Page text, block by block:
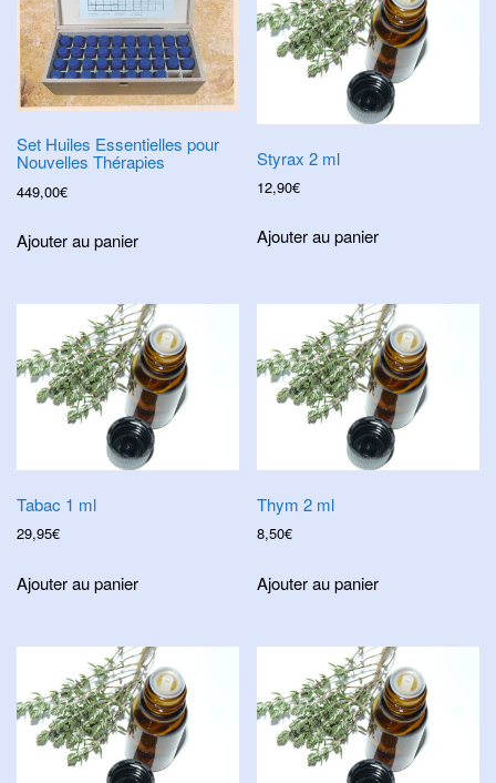
Set Huiles Essentielles pour
Nouvelles Thérapies
449,00€
Ajouter au panier
Styrax 2 ml
12,90€
Ajouter au panier
Tabac 1 ml
29,95€
Ajouter au panier
Thym 2 ml
8,50€
Ajouter au panier